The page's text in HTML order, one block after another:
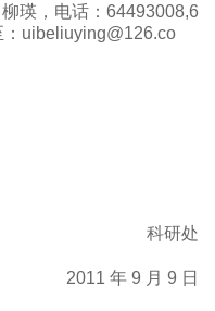
瑛，电话： 64493008,6
uibeliuying@126.co
科研处
2011 年 9 月 9 日